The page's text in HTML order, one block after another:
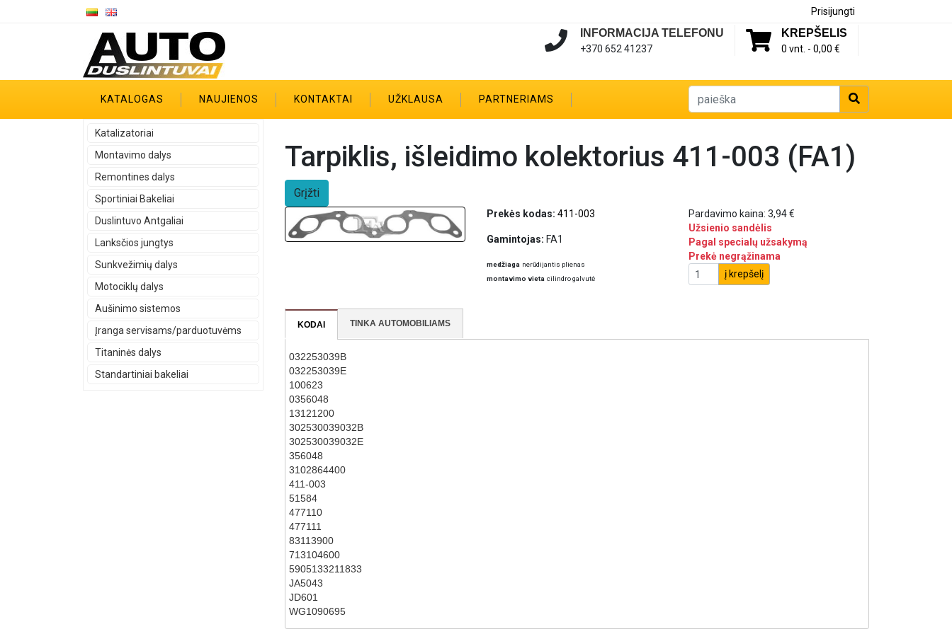
Prisijungti
KREPŠELIS
0 vnt. - 0,00 €
INFORMACIJA TELEFONU
+370 652 41237
KATALOGAS NAUJIENOS KONTAKTAI UŽKLAUSA PARTNERIAMS
Katalizatoriai
Montavimo dalys
Remontines dalys
Sportiniai Bakeliai
Duslintuvo Antgaliai
Lanksčios jungtys
Sunkvežimių dalys
Motociklų dalys
Aušinimo sistemos
Įranga servisams/parduotuvėms
Titaninės dalys
Standartiniai bakeliai
Tarpiklis, išleidimo kolektorius 411-003 (FA1)
Grįžti
Prekės kodas: 411-003
Gamintojas: FA1
medžiaga nerūdijantis plienas
montavimo vieta cilindro galvutė
Pardavimo kaina: 3,94 €
Užsienio sandėlis
Pagal specialų užsakymą
Prekė negrąžinama
į krepšelį
KODAI TINKA AUTOMOBILIAMS
032253039B
032253039E
100623
0356048
13121200
302530039032B
302530039032E
356048
3102864400
411-003
51584
477110
477111
83113900
713104600
5905133211833
JA5043
JD601
WG1090695